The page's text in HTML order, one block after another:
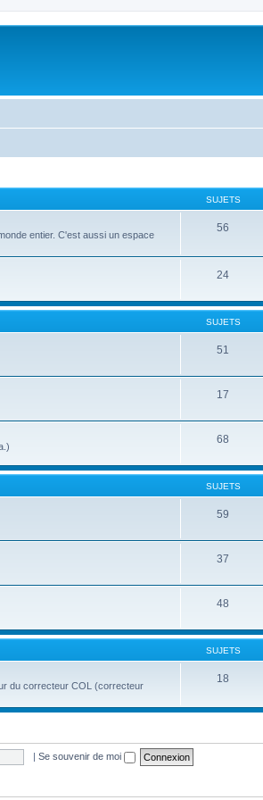
SUJETS
entier. C'est aussi un espace
56
24
SUJETS
51
17
68
SUJETS
59
37
48
SUJETS
du correcteur COL (correcteur
18
| Se souvenir de moi